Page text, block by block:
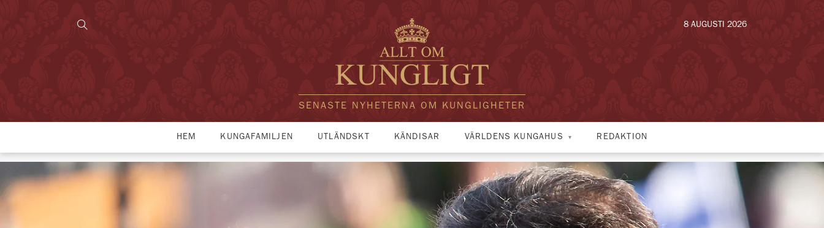
SENASTE NYHETERNA OM KUNGLIGHETER
8 AUGUSTI 2026
HEM KUNGAFAMILJEN UTLÄNDSKT KÄNDISAR VÄRLDENS KUNGAHUS REDAKTION